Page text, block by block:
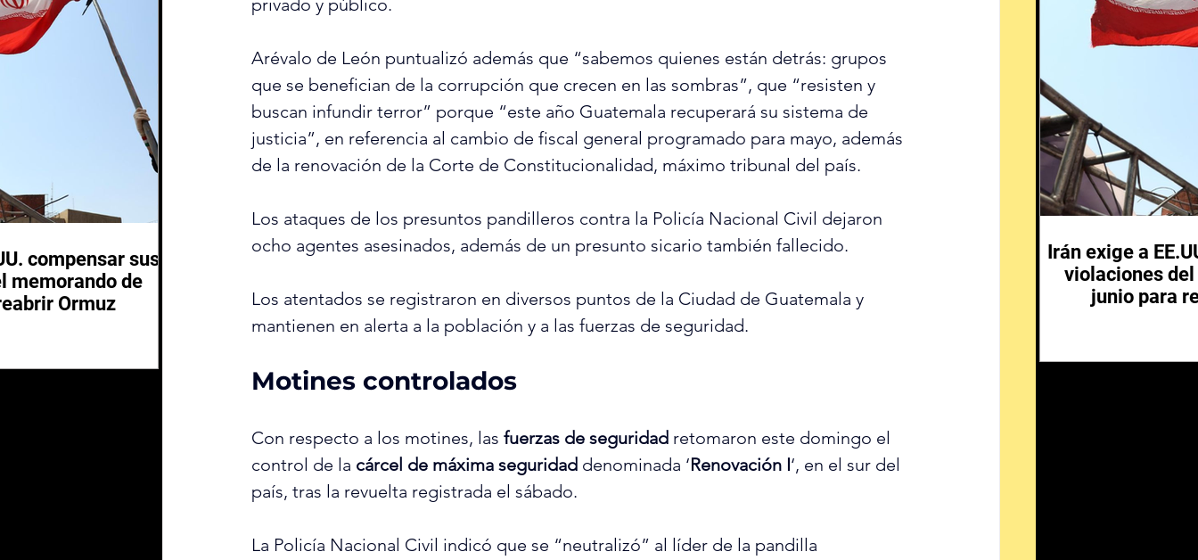
privado y público.
Arévalo de León puntualizó además que “sabemos quienes están detrás: grupos
que se benefician de la corrupción que crecen en las sombras”, que “resisten y
buscan infundir terror” porque “este año Guatemala recuperará su sistema de
justicia”, en referencia al cambio de fiscal general programado para mayo, además
de la renovación de la Corte de Constitucionalidad, máximo tribunal del país.
Los ataques de los presuntos pandilleros contra la Policía Nacional Civil dejaron
ocho agentes asesinados, además de un presunto sicario también fallecido.
Los atentados se registraron en diversos puntos de la Ciudad de Guatemala y
mantienen en alerta a la población y a las fuerzas de seguridad.
Motines controlados
Con respecto a los motines, las fuerzas de seguridad retomaron este domingo el
control de la cárcel de máxima seguridad denominada ‘Renovación I‘, en el sur del
país, tras la revuelta registrada el sábado.
La Policía Nacional Civil indicó que se “neutralizó” al líder de la pandilla
compensar sus
memorando de
Ormuz
Irán exige a
violaciones
junio para